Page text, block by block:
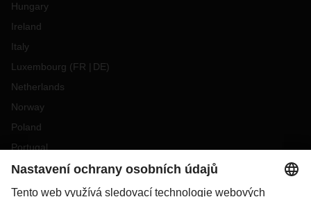
Hungary
Ireland
Italy
Luxembourg (FR DE)
Netherlands
Norway
Poland
Portugal
Romania
Slovakia